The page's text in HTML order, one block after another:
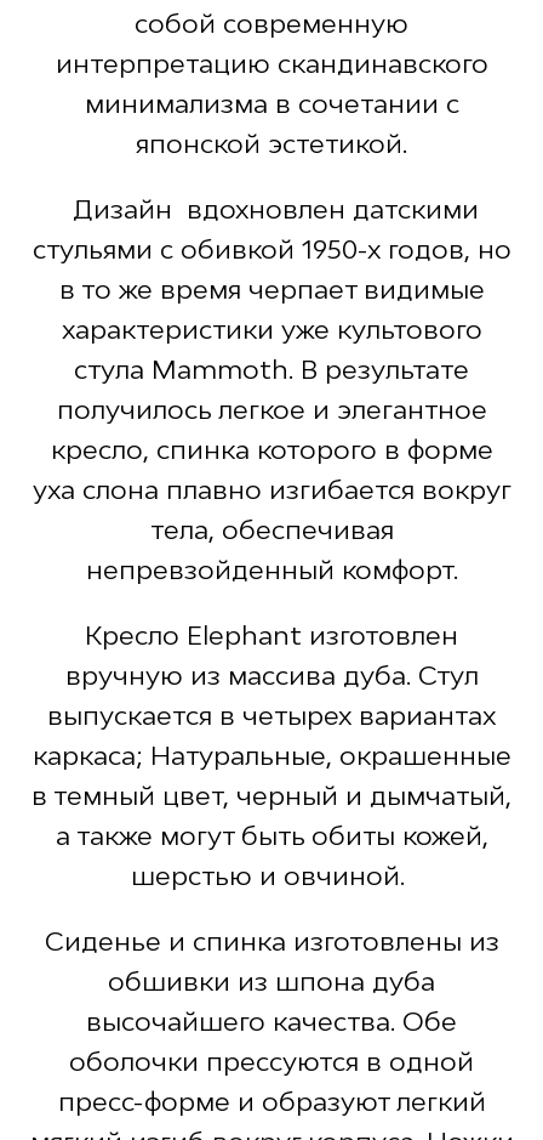
собой современную
интерпретацию скандинавского
минимализма в сочетании с
японской эстетикой.
Дизайн вдохновлен датскими
стульями с обивкой 1950-х годов, но
в то же время черпает видимые
характеристики уже культового
стула Mammoth. В результате
получилось легкое и элегантное
кресло, спинка которого в форме
уха слона плавно изгибается вокруг
тела, обеспечивая
непревзойденный комфорт.
Кресло Elephant изготовлен
вручную из массива дуба. Стул
выпускается в четырех вариантах
каркаса; Натуральные, окрашенные
в темный цвет, черный и дымчатый,
а также могут быть обиты кожей,
шерстью и овчиной.
Сиденье и спинка изготовлены из
обшивки из шпона дуба
высочайшего качества. Обе
оболочки прессуются в одной
пресс-форме и образуют легкий